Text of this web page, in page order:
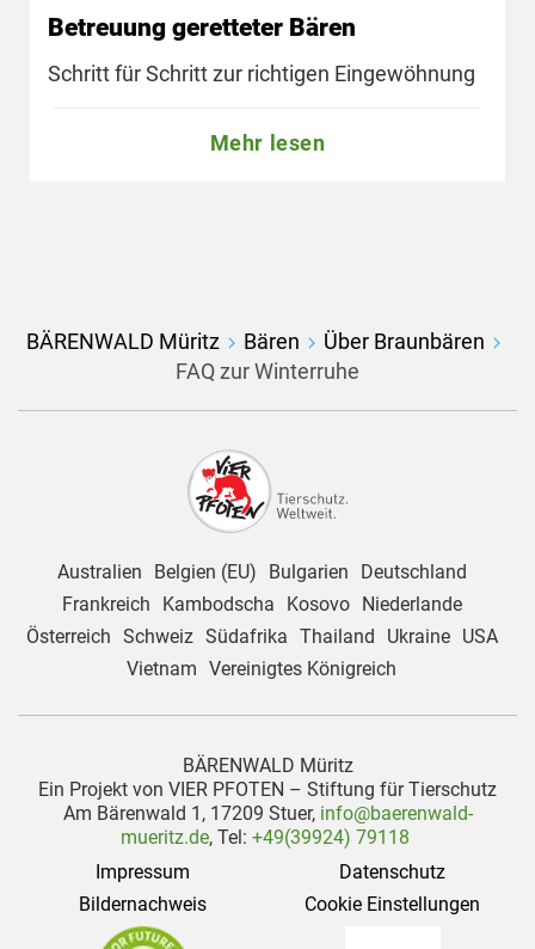
Betreuung geretteter Bären
Schritt für Schritt zur richtigen Eingewöhnung
Mehr lesen
BÄRENWALD Müritz Bären
Über Braunbären
FAQ zur Winterruhe
Australien Belgien (EU) Bulgarien
Deutschland
Frankreich
Kambodscha Kosovo
Niederlande
Österreich Schweiz Südafrika Thailand Ukraine
USA
Vietnam Vereinigtes Königreich
BÄRENWALD Müritz
Ein Projekt von VIER PFOTEN – Stiftung für Tierschutz
Am Bärenwald 1, 17209 Stuer, info@baerenwald-
mueritz.de, Tel: +49(39924) 79118
Impressum
Datenschutz
Bildernachweis
Cookie Einstellungen